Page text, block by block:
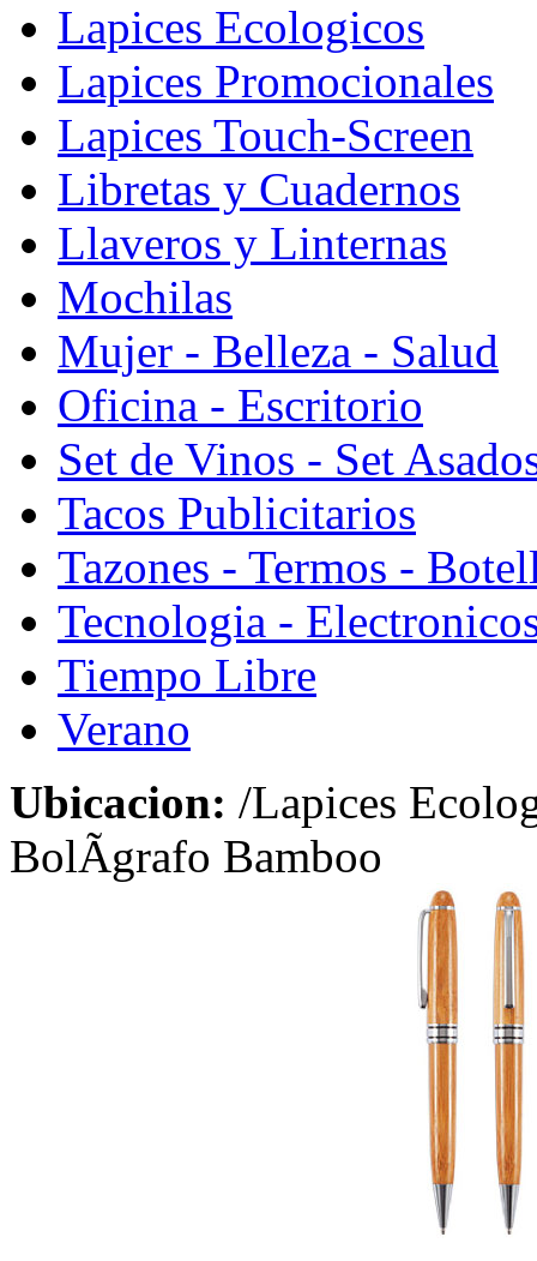
Lapices Ecologicos
Lapices Promocionales
Lapices Touch-Screen
Libretas y Cuadernos
Llaveros y Linternas
Mochilas
Mujer - Belleza - Salud
Oficina - Escritorio
Set de Vinos - Set
Tacos Publicitarios
Tazones - Termos -
Tecnologia -
Tiempo Libre
Verano
Ubicacion: /Lapices
BolÃ­grafo Bamboo